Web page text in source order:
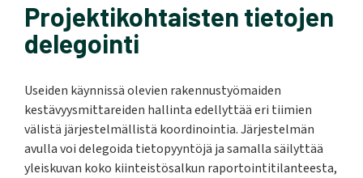
Projektikohtaisten tietojen
delegointi
Useiden käynnissä olevien rakennustyömaiden
kestävyysmittareiden hallinta edellyttää eri tiimien
välistä järjestelmällistä koordinointia. Järjestelmän
avulla voi delegoida tietopyyntöjä ja samalla säilyttää
yleiskuvan koko kiinteistösalkun raportointitilanteesta,